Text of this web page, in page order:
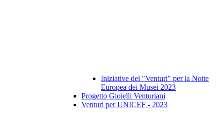
Iniziative del "Venturi" per la Notte
Europea dei Musei 2023
Progetto Gioielli Venturiani
Venturi per UNICEF - 2023